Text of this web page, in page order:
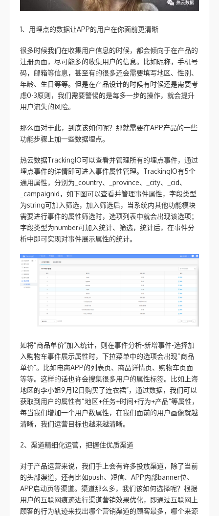
1、用埋点的数据让APP的用户在你面前更清晰
很多时候我们在收集用户信息的时候，都会倾向于在产品的
注册页面，尽可能多的收集用户的信息。比如昵称，手机号
码，邮箱等信息，甚至有的很多还会需要填写地区、性别、
年龄、生日等等。但是在产品设计的时候有时候还是需要考
虑0-3原则，我们需要警惕的是每多一步的操作，就会提升
用户流失的风险。
那么面对于此，到底该如何呢？那就需要在APP产品的一些
功能步骤上加一些数据埋点。
热云数据TrackingIO可以查看并管理所有的埋点事件，通过
埋点事件的详情即可进入事件属性管理。TrackingIO有5个
通用属性，分别为_country、_province、_city、_cid、
_campaignid，如下图可以查看并管理事件属性，字段类型
为string可加入筛选，加入筛选后，当系统内其他功能模块
需要进行事件的属性筛选时，选项列表中就会出现该选项；
字段类型为number可加入统计、筛选，统计后，在事件分
析中即可实现对事件展示属性的统计。
如将“商品单价”加入统计，则在事件分析-新增事件-选择加
入购物车事件展示属性时，下拉菜单中的选项会出现“商品
单价”。比如电商APP的列表页、商品详情页、购物车页面
等等。这样的话也许会搜集很多用户的属性标签。比如上海
地区的李小姐9月12日购买了连衣裙”，通过数据，我们可以
获取到用户的属性有“地区+任务+时间+行为+产品”等属性，
每当我们增加一个用户数属性，在我们面前的用户画像就越
清晰，我们运营目标也越来越清晰。
2、渠道精细化运营，把握住优质渠道
对于产品运营来说，我们手上会有许多投放渠道，除了当前
的头部渠道，还有比如push、短信、APP内部banner位、
APP启动页等渠道。渠道那么多，我们该如何选择呢？根据
用户的互联网痕迹进行渠道营销效果优化，即通过互联网上
顾客的行为轨迹来找出哪个营销渠道的顾客最多，哪个来源